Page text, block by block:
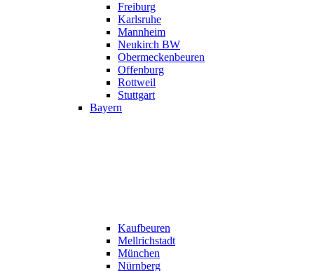
Freiburg
Karlsruhe
Mannheim
Neukirch BW
Obermeckenbeuren
Offenburg
Rottweil
Stuttgart
Bayern
Kaufbeuren
Mellrichstadt
München
Nürnberg